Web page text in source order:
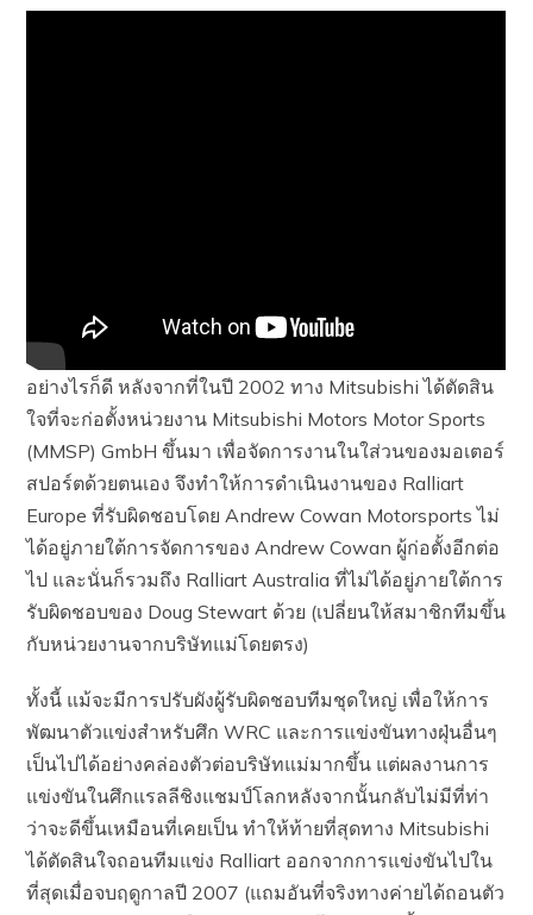
อย่างไรก็ดี หลังจากที่ในปี 2002 ทาง Mitsubishi ได้ตัดสิน
ใจที่จะก่อตั้งหน่วยงาน Mitsubishi Motors Motor Sports
(MMSP) GmbH ขึ้นมา เพื่อจัดการงานในใส่วนของมอเตอร์
สปอร์ตด้วยตนเอง จึงทำให้การดำเนินงานของ Ralliart
Europe ที่รับผิดชอบโดย Andrew Cowan Motorsports ไม่
ได้อยู่ภายใต้การจัดการของ Andrew Cowan ผู้ก่อตั้งอีกต่อ
ไป และนั่นก็รวมถึง Ralliart Australia ที่ไม่ได้อยู่ภายใต้การ
รับผิดชอบของ Doug Stewart ด้วย (เปลี่ยนให้สมาชิกทีมขึ้น
กับหน่วยงานจากบริษัทแม่โดยตรง)
ทั้งนี้ แม้จะมีการปรับผังผู้รับผิดชอบทีมชุดใหญ่ เพื่อให้การ
พัฒนาตัวแข่งสำหรับศึก WRC และการแข่งขันทางฝุ่นอื่นๆ
เป็นไปได้อย่างคล่องตัวต่อบริษัทแม่มากขึ้น แต่ผลงานการ
แข่งขันในศึกแรลลีชิงแชมป์โลกหลังจากนั้นกลับไม่มีที่ท่า
ว่าจะดีขึ้นเหมือนที่เคยเป็น ทำให้ท้ายที่สุดทาง Mitsubishi
ได้ตัดสินใจถอนทีมแข่ง Ralliart ออกจากการแข่งขันไปใน
ที่สุดเมื่อจบฤดูกาลปี 2007 (แถมอันที่จริงทางค่ายได้ถอนตัว